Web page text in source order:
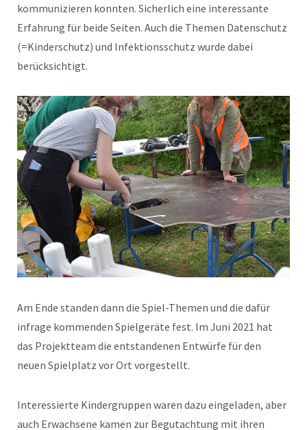
kommunizieren konnten. Sicherlich eine interessante
Erfahrung für beide Seiten. Auch die Themen Datenschutz
(=Kinderschutz) und Infektionsschutz wurde dabei
berücksichtigt.
Am Ende standen dann die Spiel-Themen und die dafür
infrage kommenden Spielgeräte fest. Im Juni 2021 hat
das Projektteam die entstandenen Entwürfe für den
neuen Spielplatz vor Ort vorgestellt.
Interessierte Kindergruppen waren dazu eingeladen, aber
auch Erwachsene kamen zur Begutachtung mit ihren